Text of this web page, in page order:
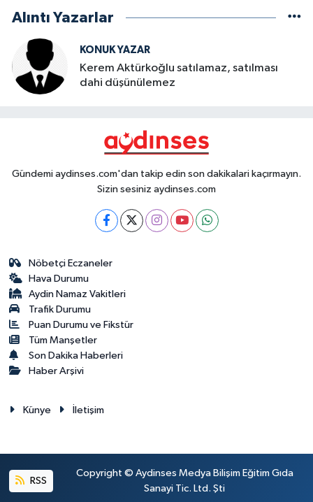
Alıntı Yazarlar
KONUK YAZAR
Kerem Aktürkoğlu satılamaz, satılması
dahi düşünülemez
Gündemi aydinses.com'dan takip edin son dakikalari kaçırmayın.
Sizin sesiniz aydinses.com
Nöbetçi Eczaneler
Hava Durumu
Aydin Namaz Vakitleri
Trafik Durumu
Puan Durumu ve Fikstür
Tüm Manşetler
Son Dakika Haberleri
Haber Arşivi
Künye İletişim
RSS
Copyright © Aydinses Medya Bilişim Eğitim Gıda
Sanayi Tic. Ltd. Şti